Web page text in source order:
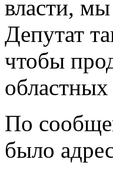
власти,
Депутат
чтобы
По
было